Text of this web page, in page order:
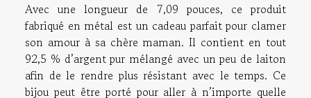
Avec une longueur de 7,09 pouces, ce produit
fabriqué en métal est un cadeau parfait pour clamer
son amour à sa chère maman. Il contient en tout
92,5 % d’argent pur mélangé avec un peu de laiton
afin de le rendre plus résistant avec le temps. Ce
bijou peut être porté pour aller à n’importe quelle